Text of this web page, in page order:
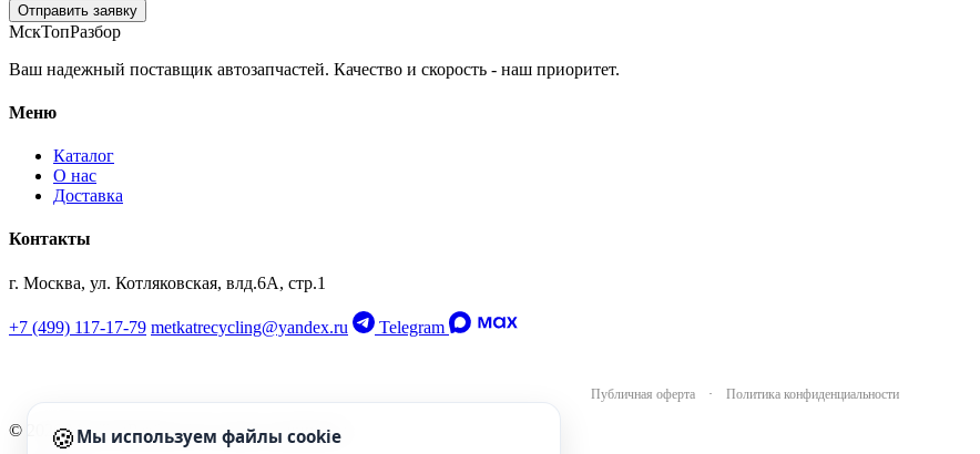
Отправить заявку
МскТопРазбор
Ваш надежный поставщик автозапчастей. Качество и скорость - наш приоритет.
Меню
Каталог
О нас
Доставка
Контакты
г. Москва, ул. Котляковская, влд.6А, стр.1
+7 (499) 117-17-79 metkatrecycling@yandex.ru Telegram
Публичная оферта · Политика конфиденциальности
© 2026 МскТопРазбор. Все права защищены.
🍪 Мы используем файлы cookie